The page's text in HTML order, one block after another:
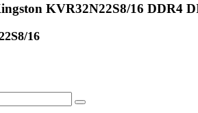
KVR32N22S8/16 DDR4
16